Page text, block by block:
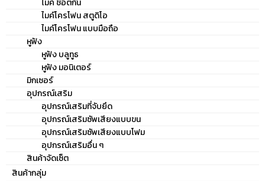
ไมค์ ช็อตกัน
ไมค์โครโฟน สตูดิโอ
ไมค์โครโฟน แบบมือถือ
หูฟัง
หูฟัง บลูทูธ
หูฟัง มอนิเตอร์
มิกเซอร์
อุปกรณ์เสริม
อุปกรณ์เสริมที่จับยึด
อุปกรณ์เสริมซัพเสียงแบบขน
อุปกรณ์เสริมซัพเสียงแบบโฟม
อุปกรณ์เสริมอื่น ๆ
สินค้าจัดเซ็ต
สินค้ากลุ่ม